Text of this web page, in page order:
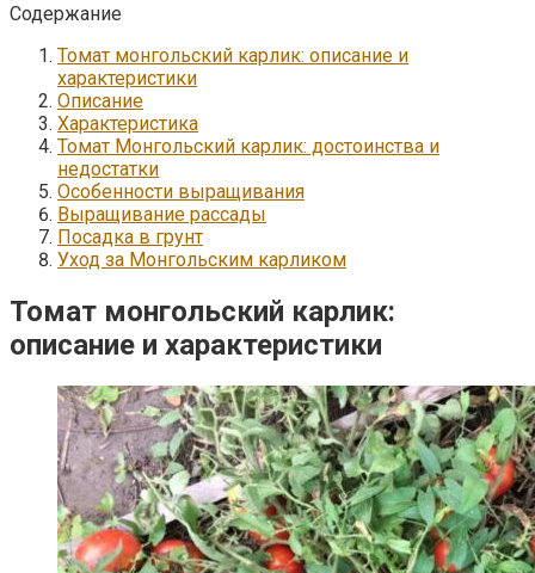
Содержание
Томат монгольский карлик: описание и
характеристики
Описание
Характеристика
Томат Монгольский карлик: достоинства и
недостатки
Особенности выращивания
Выращивание рассады
Посадка в грунт
Уход за Монгольским карликом
Томат монгольский карлик:
описание и характеристики